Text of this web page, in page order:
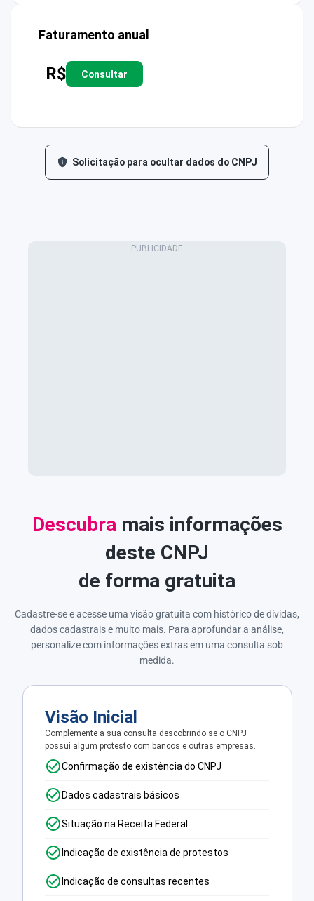
Faturamento anual
R$ Consultar
Solicitação para ocultar dados do CNPJ
Descubra mais informações
deste CNPJ
de forma gratuita
Cadastre-se e acesse uma visão gratuita com histórico de dívidas,
dados cadastrais e muito mais. Para aprofundar a análise,
personalize com informações extras em uma consulta sob
medida.
Visão Inicial
Complemente a sua consulta descobrindo se o CNPJ
possui algum protesto com bancos e outras empresas.
Confirmação de existência do CNPJ
Dados cadastrais básicos
Situação na Receita Federal
Indicação de existência de protestos
Indicação de consultas recentes